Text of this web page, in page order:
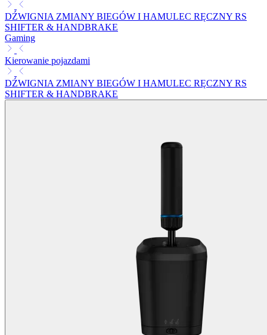
DŹWIGNIA ZMIANY BIEGÓW I HAMULEC RĘCZNY RS
SHIFTER & HANDBRAKE
Gaming
Kierowanie pojazdami
DŹWIGNIA ZMIANY BIEGÓW I HAMULEC RĘCZNY RS
SHIFTER & HANDBRAKE